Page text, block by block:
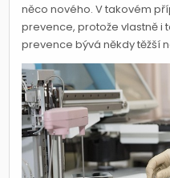
něco nového. V takovém
prevence, protože vlastně i
prevence bývá někdy těžší